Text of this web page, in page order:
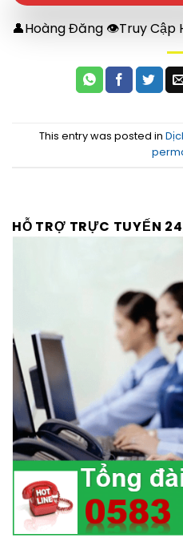
👤Hoàng Đăng 👁Truy Cập
This entry was posted in
HỖ TRỢ TRỰC TUYẾN